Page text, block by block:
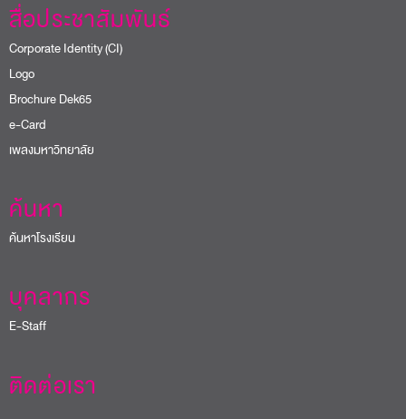
สื่อประชาสัมพันธ์
Corporate Identity (CI)
Logo
Brochure Dek65
e-Card
เพลงมหาวิทยาลัย
ค้นหา
ค้นหาโรงเรียน
บุคลากร
E-Staff
ติดต่อเรา